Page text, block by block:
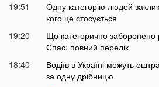
19:51
Одну категорію людей
кого це стосується
19:20
Що категорично
Спас: повний перелік
18:40
Водіїв в Україні можуть
за одну дрібницю